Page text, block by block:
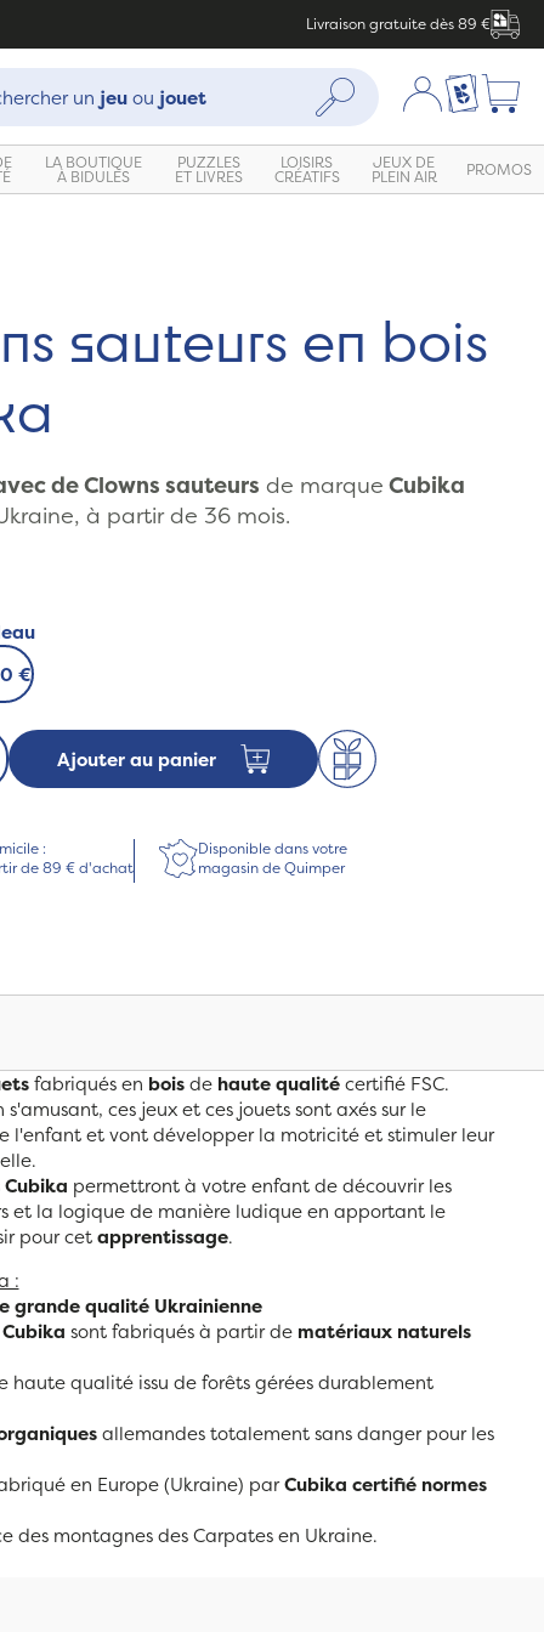
Livraison gratuite dès 89 €
:
un jeuou jouet Rechercher Mon compte
Ma liste
LA BOUTIQUE
À BIDULES
PUZZLES
ET LIVRES
LOISIRS
CRÉATIFS
JEUX DE
PLEIN AIR PROMOS
sauteurs en bois
de Clowns sauteurs de marque Cubika
à partir de 36 mois.
€
Ajouter au panier
:
de 89 € d'achat
Disponible dans votre
magasin de Quimper
fabriqués en boisde haute qualitécertifié FSC.
ces jeux et ces jouets sont axés sur le
l'enfant et vont développer la motricité et stimuler leur
Cubika permettront à votre enfant de découvrir les
et la logique de manière ludique en apportant le
pour cetapprentissage.
:
grande qualité Ukrainienne
sont fabriqués à partir de matériaux naturels
haute qualité issu de forêts gérées durablement
allemandes totalement sans danger pour les
en Europe (Ukraine) parCubika certifié normes
des montagnes des Carpates en Ukraine.